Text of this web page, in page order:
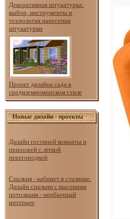
Декоративная штукатурка:
выбор, инструменты и
технология нанесения
штукатурки
Проект дизайна сада в
средиземноморском стиле
Новые дизайн - проекты
Дизайн гостиной комнаты и
прихожей с лёгкой
перегородкой
Спальня - кабинет в сталинке.
Дизайн спальни с высокими
потолками - необычный
интерьер